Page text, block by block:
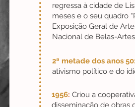
regressa à cidade de
meses e o seu quadro
Exposição Geral de
Nacional de Belas-
2ª metade dos anos 50:
ativismo político e do
1956: Criou a
disseminação de obras